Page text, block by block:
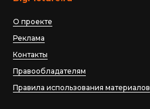
О проекте
Реклама
Контакты
Правообладателям
Правила использования материалов